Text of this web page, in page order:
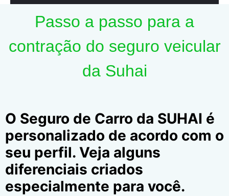
Passo a passo para a
contração do seguro veicular
da Suhai
O Seguro de Carro da SUHAI é
personalizado de acordo com o
seu perfil. Veja alguns
diferenciais criados
especialmente para você.